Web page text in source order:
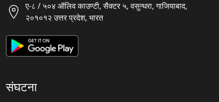
ए-८ / ५०४ ऑलिव काउण्टी, सैक्टर ५, वसुन्धरा, गाजियाबाद,
२०१०१२ उत्तर प्रदेश, भारत
संघटना